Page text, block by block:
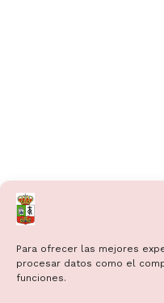
Para ofrecer las mejores
procesar datos como el
funciones.